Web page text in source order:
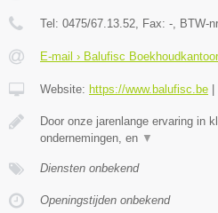
Tel: 0475/67.13.52 , Fax: - , BTW-
E-mail › Balufisc
Website: https://www.balufisc.be |
Door onze jarenlange ervaring in
ondernemingen, en ▼
Diensten onbekend
Openingstijden onbekend